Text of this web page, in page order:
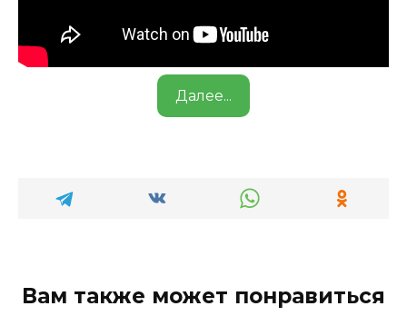
Далее...
Вам также может понравиться